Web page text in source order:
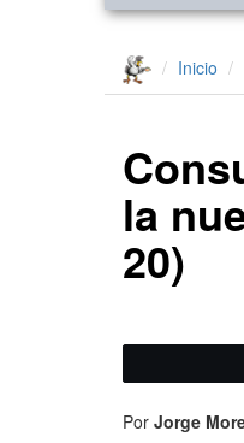
Inicio
la
20)
Por Jorge